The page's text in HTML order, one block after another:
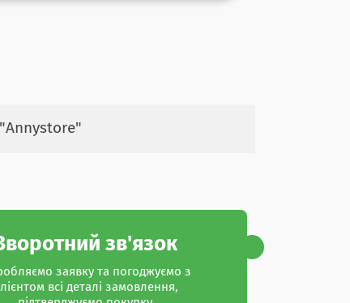
зв'язок
заявку та погоджуємо з
всі деталі замовлення,